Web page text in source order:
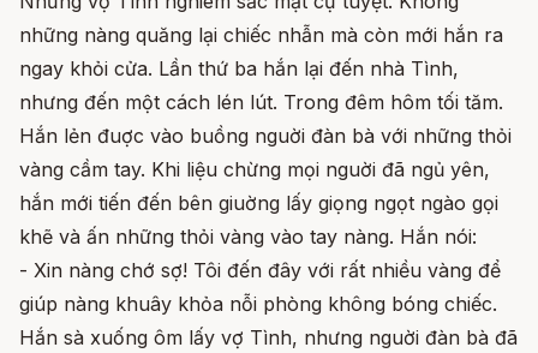
những nàng quăng lại chiếc nhẫn mà còn mới hắn ra
ngay khỏi cửa. Lần thứ ba hắn lại đến nhà Tình,
nhưng đến một cách lén lút. Trong đêm hôm tối tăm.
Hắn lẻn đuợc vào buồng nguời đàn bà với những thỏi
vàng cầm tay. Khi liệu chừng mọi nguời đã ngủ yên,
hắn mới tiến đến bên giuờng lấy giọng ngọt ngào gọi
khẽ và ấn những thỏi vàng vào tay nàng. Hắn nói:
- Xin nàng chớ sợ! Tôi đến đây với rất nhiều vàng để
giúp nàng khuây khỏa nỗi phòng không bóng chiếc.
Hắn sà xuống ôm lấy vợ Tình, nhưng nguời đàn bà đã